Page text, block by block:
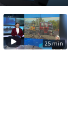
25 min